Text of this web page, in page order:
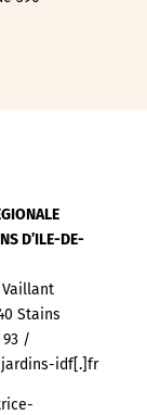
D’ILE-DE-
Vaillant
Stains
93 /
idf[.]fr